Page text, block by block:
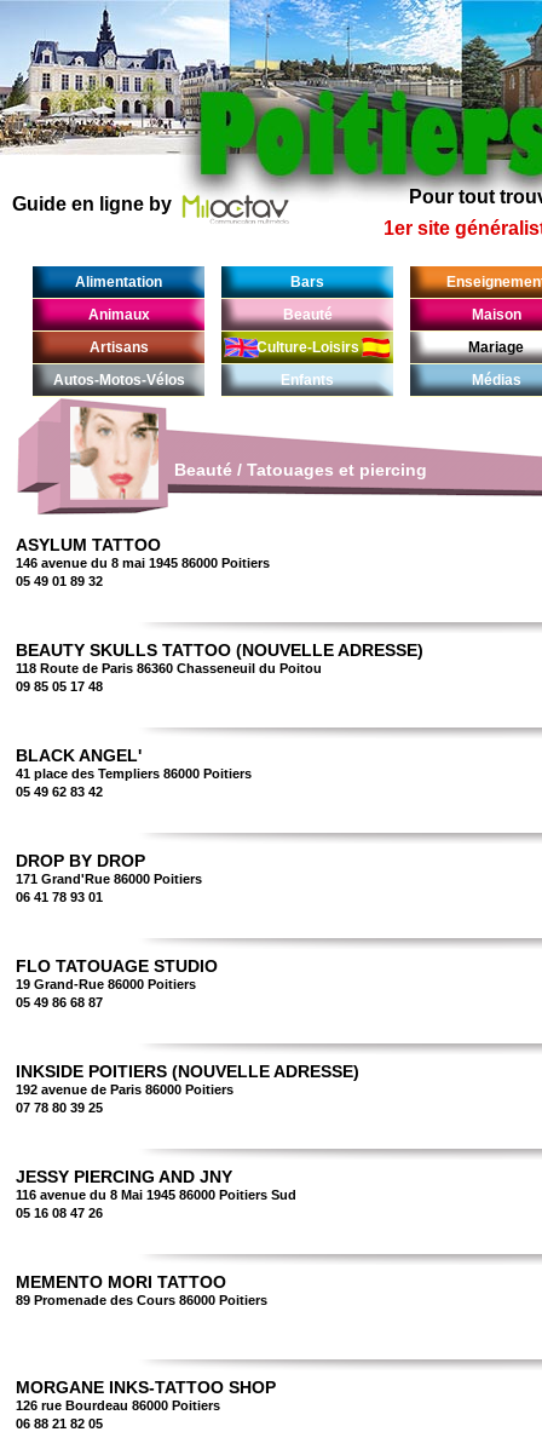
Pour tout
1er site
Guide en ligne by
Alimentation
Animaux
Artisans
Autos-Motos-Vélos
Bars
Beauté
Culture-Loisirs
Enfants
Maison
Mariage
Médias
Beauté / Tatouages et piercing
ASYLUM TATTOO
146 avenue du 8 mai 1945 86000 Poitiers
05 49 01 89 32
BEAUTY SKULLS TATTOO (NOUVELLE ADRESSE)
118 Route de Paris 86360 Chasseneuil du Poitou
09 85 05 17 48
BLACK ANGEL'
41 place des Templiers 86000 Poitiers
05 49 62 83 42
DROP BY DROP
171 Grand'Rue 86000 Poitiers
06 41 78 93 01
FLO TATOUAGE STUDIO
19 Grand-Rue 86000 Poitiers
05 49 86 68 87
INKSIDE POITIERS (NOUVELLE ADRESSE)
192 avenue de Paris 86000 Poitiers
07 78 80 39 25
JESSY PIERCING AND JNY
116 avenue du 8 Mai 1945 86000 Poitiers Sud
05 16 08 47 26
MEMENTO MORI TATTOO
89 Promenade des Cours 86000 Poitiers
MORGANE INKS-TATTOO SHOP
126 rue Bourdeau 86000 Poitiers
06 88 21 82 05